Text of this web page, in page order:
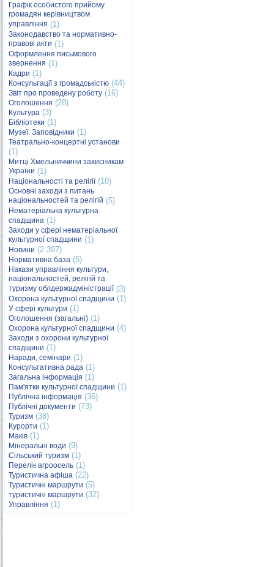
Графік особистого прийому
громадян керівництвом
управління (1)
Законодавство та нормативно-
правові акти (1)
Оформлення письмового
звернення (1)
Кадри (1)
Консультації з громадськістю (44)
Звіт про проведену роботу (16)
Оголошення (28)
Культура (3)
Бібліотеки (1)
Музеї. Заповідники (1)
Театрально-концертні установи
(1)
Митці Хмельниччини захисникам
України (1)
Національності та релігії(10)
Основні заходи з питань
національностей та релігій (5)
Нематеріальна культурна
спадщина (1)
Заходи у сфері нематеріальної
культурної спадщини (1)
Новини (2 397)
Нормативна база (5)
Накази управління культури,
національностей, релігій та
туризму облдержадміністрації(3)
Охорона культурної спадщини (1)
У сфері культури (1)
Оголошення (загальні) (1)
Охорона культурної спадщини (4)
Заходи з охорони культурної
спадщини (1)
Наради, семінари (1)
Консультативна рада (1)
Загальна інформація (1)
Пам'ятки культурної спадщини (1)
Публічна інформація (36)
Публічні документи (73)
Туризм (38)
Курорти (1)
Маків (1)
Мінеральні води (9)
Сільський туризм (1)
Перелік агроосель (1)
Туристична афіша (22)
Туристичні маршрути (5)
туристичні маршрути (32)
Управління (1)